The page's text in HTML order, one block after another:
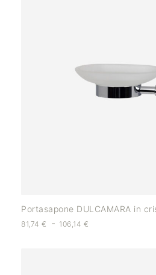
Portasapone DULCAMARA in
81,74 € - 106,14 €